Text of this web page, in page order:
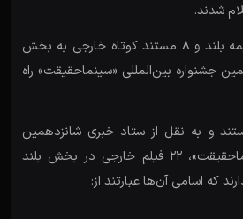
شدند.
بلند، 6 مستند نیمه بلند و 8 مستند کوتاه خارجی به بخش
جشنواره بین‌المللی «سینماحقیقت» راه
و به نقل از ستاد خبری شانزدهمین
جشنواره بین‌المللی «سینماحقیقت»، 22 فیلم خارجی در بخش بلند
که اسامی آن‌ها عبارتند از: